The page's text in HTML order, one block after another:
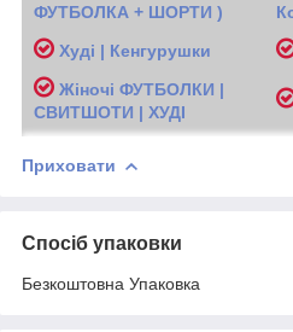
ФУТБОЛКА + ШОРТИ )
Худі | Кенгурушки
Жіночі ФУТБОЛКИ |
СВИТШОТИ | ХУДІ
Приховати
Спосіб упаковки
Безкоштовна Упаковка